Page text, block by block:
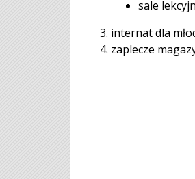
sale
internat dla
zaplecze